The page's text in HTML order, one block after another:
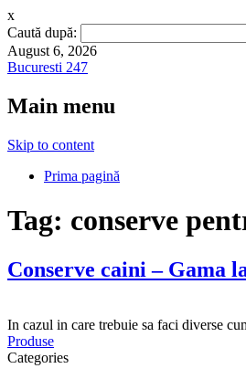
x
Caută după:
August 6, 2026
Bucuresti 247
Main menu
Skip to content
Prima pagină
Tag: conserve
Conserve caini – Gama
In cazul in care trebuie sa faci diverse
Produse
Categories